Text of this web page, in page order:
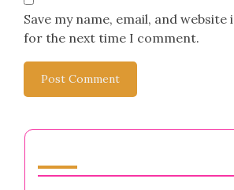
Save my name, email, and
for the next time I comment.